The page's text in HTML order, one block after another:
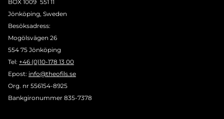
BOX 1009 551 11
Jönköping, Sweden
Besöksadress:
Mogölsvägen 26
554 75 Jönköping
Tel: +46 (0)10-178 13 00
Epost: info@theofils.se
Org. nr 556154-8925
Bankgironummer 835-7378